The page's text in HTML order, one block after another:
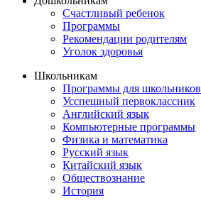
Счастливый ребенок
Программы
Рекомендации родителям
Уголок здоровья
Школьникам
Программы для школьников
Усспешный первоклассник
Английский язык
Компьютерные программы
Физика и математика
Русский язык
Китайский язык
Обществознание
История